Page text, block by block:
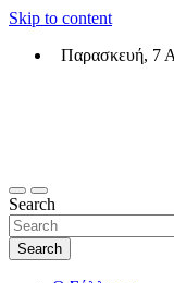
Skip to content
Παρασκευή, 7
Search
Search